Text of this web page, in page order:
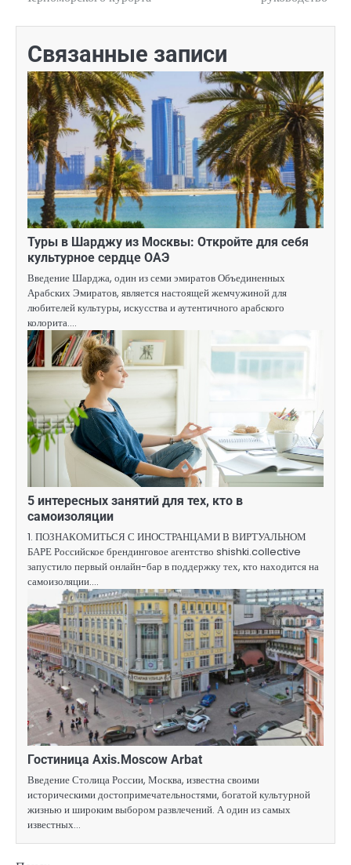
записям
Связанные записи
Туры в Шарджу из Москвы: Откройте для себя
культурное сердце ОАЭ
Введение Шарджа, один из семи эмиратов Объединенных
Арабских Эмиратов, является настоящей жемчужиной для
любителей культуры, искусства и аутентичного арабского
колорита.…
5 интересных занятий для тех, кто в
самоизоляции
1. ПОЗНАКОМИТЬСЯ С ИНОСТРАНЦАМИ В ВИРТУАЛЬНОМ
БАРЕ Российское брендинговое агентство shishki.collective
запустило первый онлайн-бар в поддержку тех, кто находится на
самоизоляции.…
Гостиница Axis.Moscow Arbat
Введение Столица России, Москва, известна своими
историческими достопримечательностями, богатой культурной
жизнью и широким выбором развлечений. А один из самых
известных…